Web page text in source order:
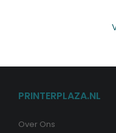
PRINTERPLAZA.NL
Over Ons